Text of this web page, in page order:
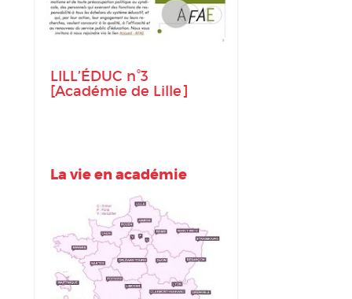
LILL’ÉDUC n°3
[Académie de Lille]
La vie en académie